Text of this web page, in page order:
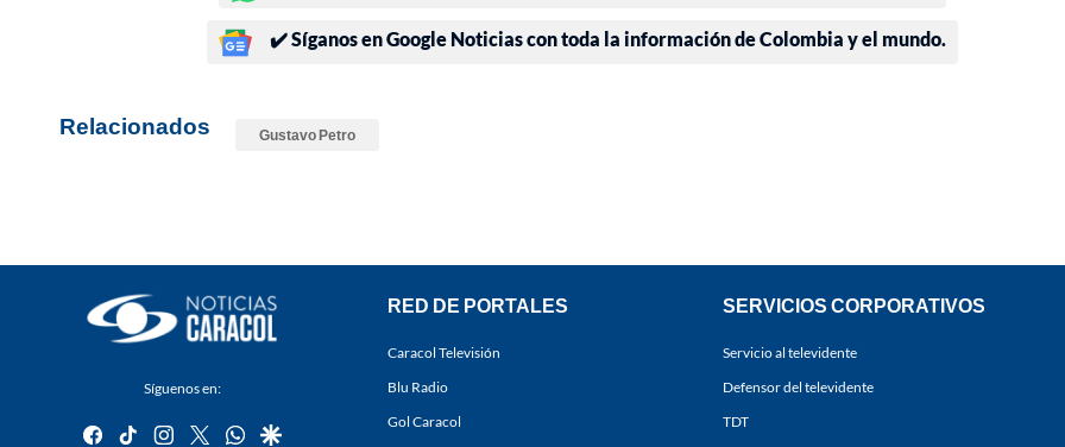
✔️ Síganos en Google Noticias con toda la información de Colombia y el mundo.
Relacionados Gustavo Petro
Síguenos en:
facebook
tiktok instagram
twitterwhatsapp
google
RED DE PORTALES
Caracol Televisión
Blu Radio
Gol Caracol
SERVICIOS CORPORATIVOS
Servicio al televidente
Defensor del televidente
TDT